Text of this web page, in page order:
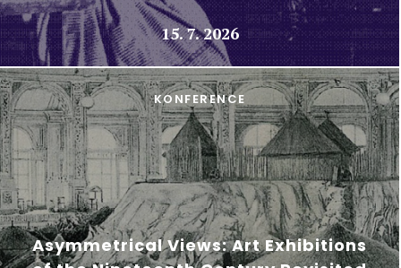
15. 7. 2026
Asymmetrical Views: Art Exhibitions
KONFERENCE